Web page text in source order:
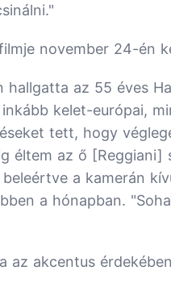
november 24-én
az 55 éves
kelet-európai,
tett, hogy
éltem az ő [Reggiani]
a kamerán
a hónapban.
az akcentus